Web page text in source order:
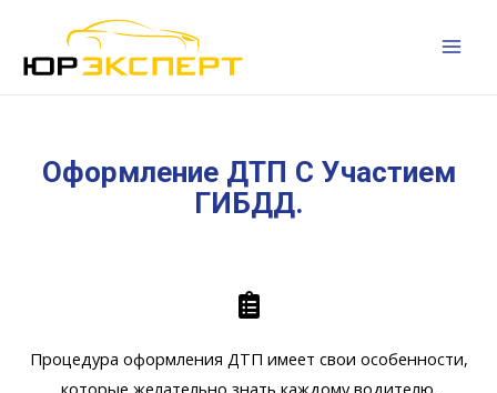
Оформление ДТП С Участием
ГИБДД.
Процедура оформления ДТП имеет свои особенности,
которые желательно знать каждому водителю.